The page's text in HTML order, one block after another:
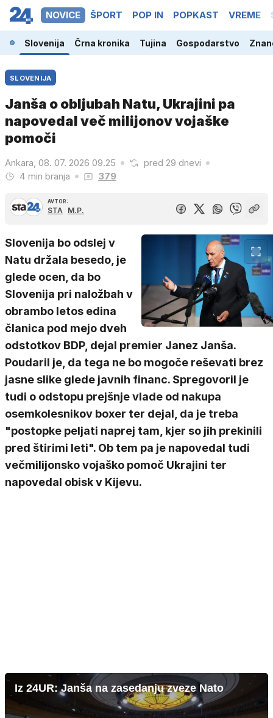
NOVICE ŠPORT POP IN POPKAST VREME
Slovenija Črna kronika Tujina Gospodarstvo
SLOVENIJA
Janša o obljubah Natu, Ukrajini pa
napovedal več milijonov vojaške
pomoči
Ankara, 08. 07. 2026 09.25
pred 29 dnevi
4 min branja
379
AVTOR:
STA M.P.
Slovenija bo odslej v
Natu držala besedo, je
glede ocen, da bo
Slovenija pri naložbah v
obrambo letos edina
članica pod mejo dveh
odstotkov BDP, dejal premier Janez Janša.
Poudaril je, da tega ne bo mogoče reševati brez
jasne slike glede javnih financ. Spregovoril je
tudi o odstopu prejšnje vlade od nakupa
osemkolesnikov boxer ter dejal, da je treba
"postopke peljati naprej tam, kjer so jih prekinili
pred štirimi leti". Ob tem pa je napovedal tudi
večmilijonsko vojaško pomoč Ukrajini ter
napovedal obisk v Kijevu.
Iz 24UR: Janša na zasedanju zveze Nato